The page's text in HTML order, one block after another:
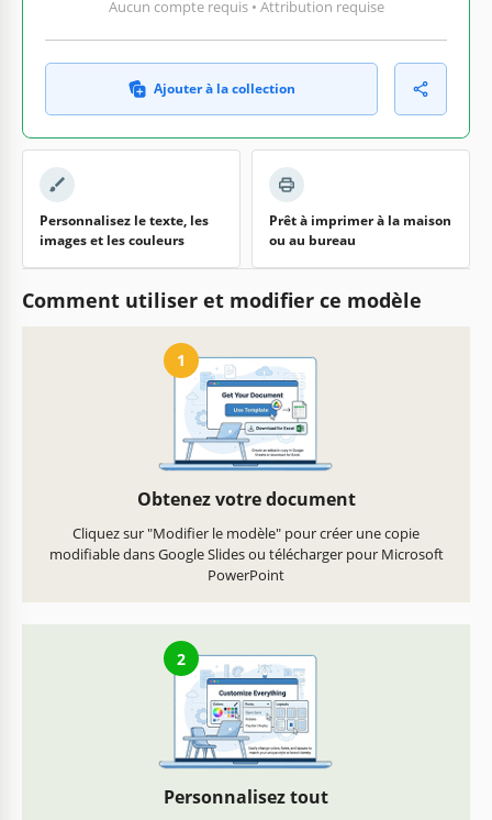
Aucun compte requis • Attribution requise
Ajouter à la collection
Personnalisez le texte, les
images et les couleurs
Prêt à imprimer à la maison
ou au bureau
Comment utiliser et modifier ce modèle
1
Obtenez votre document
Cliquez sur "Modifier le modèle" pour créer une copie
modifiable dans Google Slides ou télécharger pour Microsoft
PowerPoint
2
Personnalisez tout